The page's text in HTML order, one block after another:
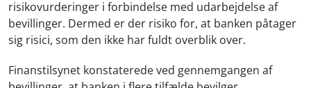
risikovurderinger i forbindelse med udarbejdelse af
bevillinger. Dermed er der risiko for, at banken påtager
sig risici, som den ikke har fuldt overblik over.
Finanstilsynet konstaterede ved gennemgangen af